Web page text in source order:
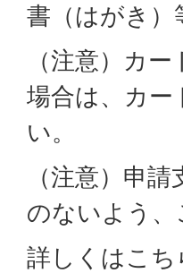
書（はがき
（注意）カ
場合は、カ
い。
（注意）申
のないよう、
詳しくはこ